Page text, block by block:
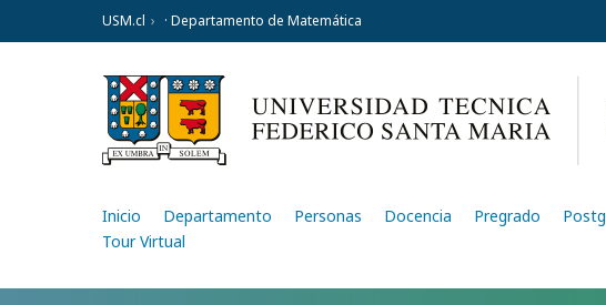
USM.cl · Departamento de Matemática
Inicio Departamento Personas Docencia Pregrado
Tour Virtual